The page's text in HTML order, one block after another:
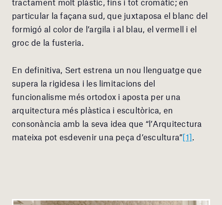
tractament molt plàstic, fins i tot cromàtic; en
particular la façana sud, que juxtaposa el blanc del
formigó al color de l’argila i al blau, el vermell i el
groc de la fusteria.
En definitiva, Sert estrena un nou llenguatge que
supera la rigidesa i les limitacions del
funcionalisme més ortodox i aposta per una
arquitectura més plàstica i escultòrica, en
consonància amb la seva idea que “l’Arquitectura
mateixa pot esdevenir una peça d’escultura”[1].